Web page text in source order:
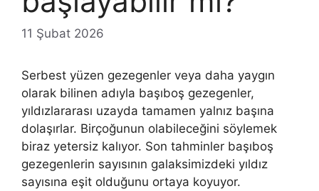
11 Şubat 2026
Serbest yüzen gezegenler veya daha yaygın
olarak bilinen adıyla başıboş gezegenler,
yıldızlararası uzayda tamamen yalnız başına
dolaşırlar. Birçoğunun olabileceğini söylemek
biraz yetersiz kalıyor. Son tahminler başıboş
gezegenlerin sayısının galaksimizdeki yıldız
sayısına eşit olduğunu ortaya koyuyor.